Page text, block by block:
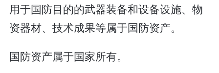
用于国防目的的武器装备和设备设施、物
资器材、技术成果等属于国防资产。
国防资产属于国家所有。